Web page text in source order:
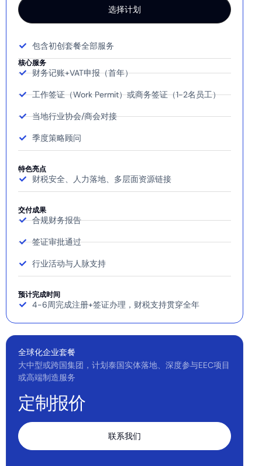
选择计划
包含初创套餐全部服务
核心服务
财务记账+VAT申报（首年）
工作签证（Work Permit）或商务签证（1-2名员工）
当地行业协会/商会对接
季度策略顾问
特色亮点
财税安全、人力落地、多层面资源链接
交付成果
合规财务报告
签证审批通过
行业活动与人脉支持
预计完成时间
4-6周完成注册+签证办理，财税支持贯穿全年
全球化企业套餐
大中型或跨国集团，计划泰国实体落地、深度参与EEC项目
或高端制造服务
定制报价
联系我们